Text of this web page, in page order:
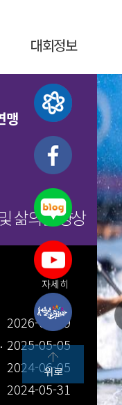
대회정보
맹
삶의질 향상
2026-04-19
2025-05-05
2024-06-05
2024-05-31
자세히